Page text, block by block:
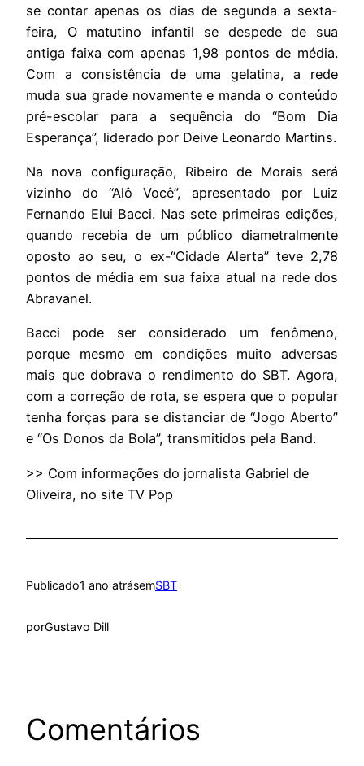
se contar apenas os dias de segunda a sexta-
feira, O matutino infantil se despede de sua
antiga faixa com apenas 1,98 pontos de média.
Com a consistência de uma gelatina, a rede
muda sua grade novamente e manda o conteúdo
pré-escolar para a sequência do “Bom Dia
Esperança”, liderado por Deive Leonardo Martins.
Na nova configuração, Ribeiro de Morais será
vizinho do “Alô Você”, apresentado por Luiz
Fernando Elui Bacci. Nas sete primeiras edições,
quando recebia de um público diametralmente
oposto ao seu, o ex-“Cidade Alerta” teve 2,78
pontos de média em sua faixa atual na rede dos
Abravanel.
Bacci pode ser considerado um fenômeno,
porque mesmo em condições muito adversas
mais que dobrava o rendimento do SBT. Agora,
com a correção de rota, se espera que o popular
tenha forças para se distanciar de “Jogo Aberto”
e “Os Donos da Bola”, transmitidos pela Band.
>> Com informações do jornalista Gabriel de
Oliveira, no site TV Pop
Publicado1 ano atrásemSBT
porGustavo Dill
Comentários